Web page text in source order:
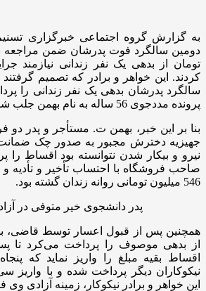
به گزارش گروه اجتماعی خبرگزاری
تومان از بدهی یک نفر زندانی نیازمند
کردند. این خواهر و برادر که تصمیم
سالگرد پدرشان بدهی یک نفر زندانی را
پرونده مددجوی 56 ساله به نام بهمن جلب شد.
بنا بر این خبر، بهمن ت. مستأجر و پدر دو
جهیزیه دخترش مجبور به صدور چک ضمانت
نیرو و بیکار شدن نتوانسته بود اقساط را
صاحب فروشگاه با احتساب تأخیر و تأدیه و
546 میلیون تومانی روانه زندان گشته بود.
پدر دانشجوی خیر متوفی در
همچنین پس از قبول اعسار توسط قاضی،
از بدهی موصوف را پرداخت می‌کرد تا
اقساط بقیه مبلغ را واریز نماید که
نیکوکاران دیگر پرداخت شده و با واریز
این خواهر و برادر نیکوکار، زمینه آزادی